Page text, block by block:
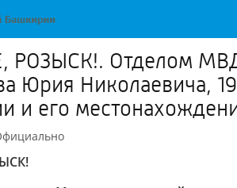
Отделом МВД
Юрия Николаевича,
и его